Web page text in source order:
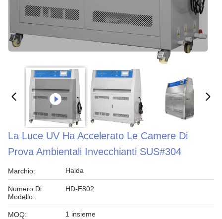
La Luce UV Ha Accelerato Le Camere Di
Prova Ambientali Invecchianti SUS#304
Marchio: Haida
Numero Di
Modello:
HD-E802
MOQ: 1 insieme